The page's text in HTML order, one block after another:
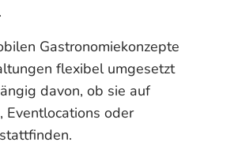
Gastronomiekonzepte
flexibel umgesetzt
davon, ob sie auf
Eventlocations oder